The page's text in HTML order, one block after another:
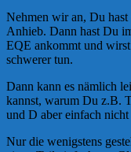
Nehmen wir an, Du
Anhieb. Dann hast Du
EQE ankommt und
schwerer tun.
Dann kann es nämlich
kannst, warum Du z.B.
und D aber einfach
Nur die wenigstens